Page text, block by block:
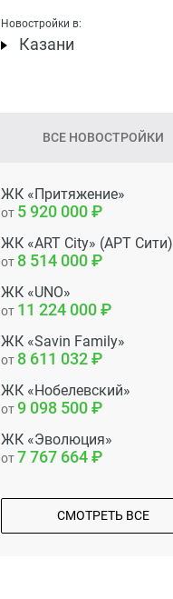
Новостройки в:
Казани
ВСЕ НОВОСТРОЙКИ
ЖК «Притяжение»
от 5 920 000
ЖК «ART City» (АРТ Сити)
от 8 514 000
ЖК «UNO»
от 11 224 000
ЖК «Savin Family»
от 8 611 032
ЖК «Нобелевский»
от9 098 500
ЖК «Эволюция»
от7 767 664
СМОТРЕТЬ ВСЕ